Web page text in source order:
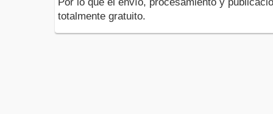
totalmente gratuito.